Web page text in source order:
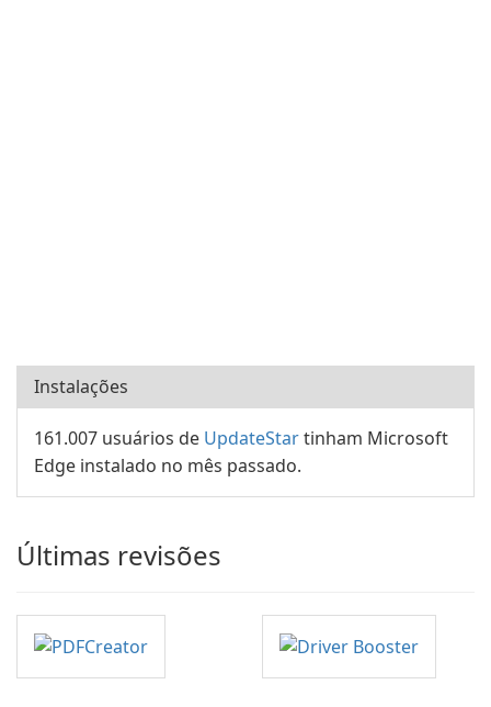
Instalações
161.007 usuários de UpdateStartinham Microsoft
Edge instalado no mês passado.
Últimas revisões